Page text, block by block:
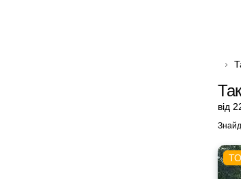
від